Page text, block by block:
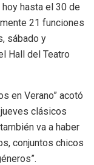
hasta el 30 de
21 funciones
sábado y
Hall del Teatro
en Verano” acotó
jueves clásicos
va a haber
conjuntos chicos